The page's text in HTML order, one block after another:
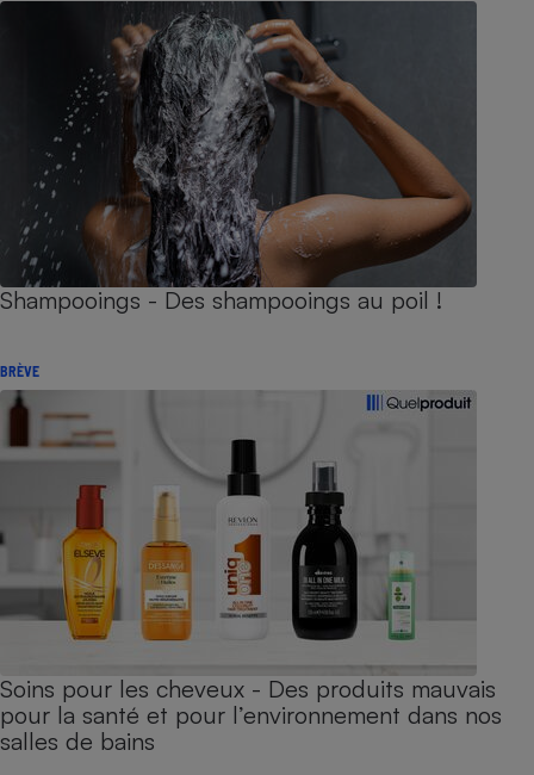
Shampooings - Des shampooings au poil !
BRÈVE
Soins pour les cheveux - Des produits mauvais
pour la santé et pour l’environnement dans nos
salles de bains